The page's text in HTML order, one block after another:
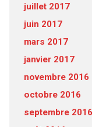
juillet 2017
juin 2017
mars 2017
janvier 2017
novembre 2016
octobre 2016
septembre 2016